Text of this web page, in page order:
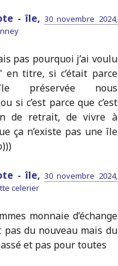
- île,30 novembre 2024,
pas pourquoi j’ai voulu
en titre, si c’était parce
préservée nous
si c’est parce que c’est
de retrait, de vivre à
ça n’existe pas une île
- île,30 novembre 2024,
celerier
monnaie d’échange
pas du nouveau mais du
et pas pour toutes